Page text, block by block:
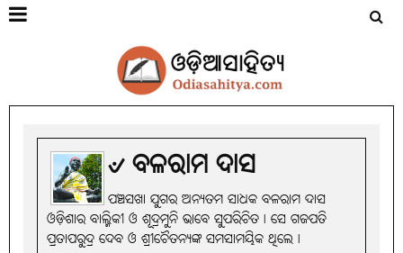
୰ ବଳରାମ ଦାସ
ପଞ୍ଚସଖା ଯୁଗର ଅନ୍ୟତମ ସାଧକ ବଳରାମ ଦାସ
ଓଡ଼ିଶାର ବାଲ୍ମିକୀ ଓ ଶୂଦ୍ରମୁନି ଭାବେ ସୁପରିଚିତ। ସେ ଗଜପତି
ପ୍ରତାପରୁଦ୍ର ଦେବ ଓ ଶ୍ରୀଚୈତନ୍ୟଙ୍କ ସମସାମୟିକ ଥିଲେ।